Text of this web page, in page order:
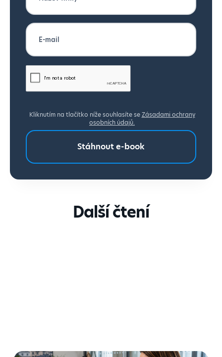
Kliknutím na tlačítko níže souhlasíte seZásadami ochrany
osobních údajů.
Další čtení